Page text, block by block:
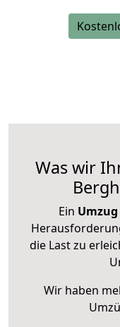
Was wir
Ein Umzug
die Last zu
Wir haben